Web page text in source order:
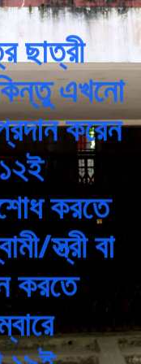
ছাত্রী
এখনো
করেন
করতে
স্ত্রী বা
করতে